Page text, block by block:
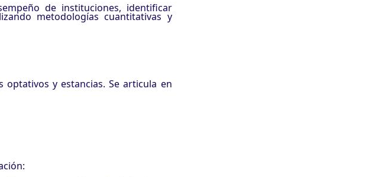
de instituciones, identificar
metodologías cuantitativas y
y estancias. Se articula en